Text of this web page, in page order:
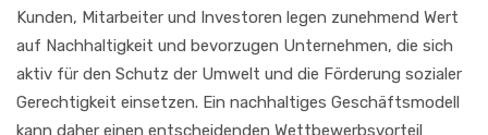
Kunden, Mitarbeiter und Investoren legen zunehmend Wert
auf Nachhaltigkeit und bevorzugen Unternehmen, die sich
aktiv für den Schutz der Umwelt und die Förderung sozialer
Gerechtigkeit einsetzen. Ein nachhaltiges Geschäftsmodell
kann daher einen entscheidenden Wettbewerbsvorteil